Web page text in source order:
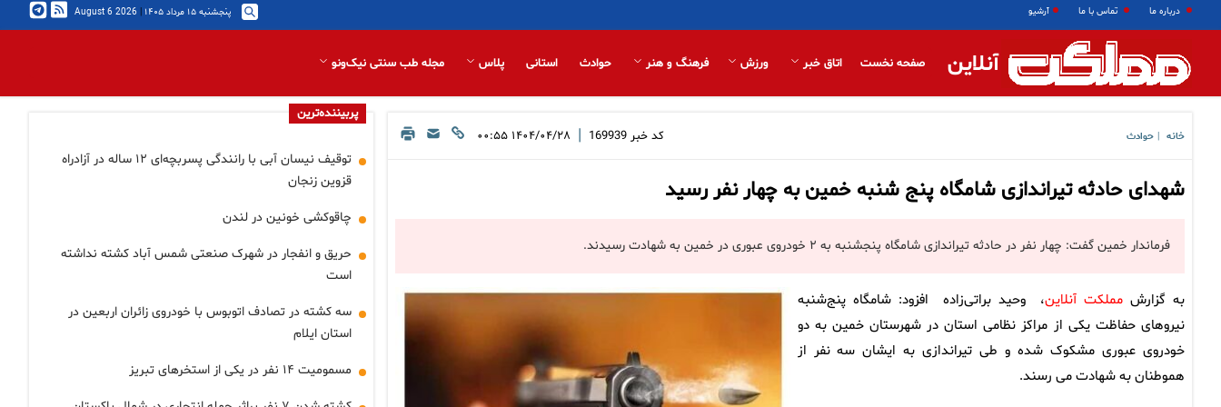
درباره ما تماس با ما آرشیو پنجشنبه ۱۵ مرداد ۱۴۰۵ |
2026 August 6
آنلاین صفحه نخست اتاق خبر ورزش فرهنگ و هنر حوادث استانی پلاس مجله طب سنتی نیک‌ونو
خانه حوادث کد خبر 169939
| ۱۴۰۴/۰۴/۲۸ ۰۰:۵۵
شهدای حادثه تیراندازی شامگاه پنج شنبه خمین به چهار نفر رسید
فرماندار خمین گفت: چهار نفر در حادثه تیراندازی شامگاه پنجشنبه به ۲ خودروی عبوری در خمین به شهادت رسیدند.
به گزارشمملکت آنلاین، وحید براتی‌زاده افزود: شامگاه پنج‌شنبه
نیروهای حفاظت یکی از مراکز نظامی استان در شهرستان خمین به دو
خودروی عبوری مشکوک شده و طی تیراندازی به ایشان سه نفر از
هموطنان به شهادت می رسند.
پربیننده‌ترین
توقیف نیسان آبی با رانندگی پسربچه‌ای ۱۲ ساله در آزادراه
قزوین زنجان
چاقوکشی خونین در لندن
حریق و انفجار در شهرک صنعتی شمس آباد کشته نداشته
است
سه کشته در تصادف اتوبوس با خودروی زائران اربعین در
استان ایلام
مسمومیت ۱۴ نفر در یکی از استخرهای تبریز